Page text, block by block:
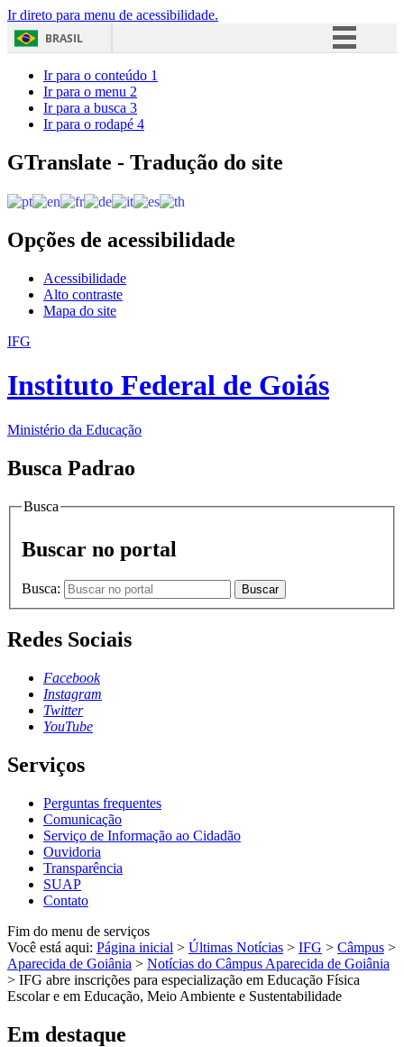
Ir direto para menu de acessibilidade.
BRASIL
Acesso à informação
Ir para o conteúdo 1
Ir para o menu 2
Ir para a busca 3
Ir para o rodapé 4
GTranslate - Tradução do site
Opções de acessibilidade
Acessibilidade
Alto contraste
Mapa do site
IFG
Instituto Federal de Goiás
Ministério da Educação
Busca Padrao
Busca
Buscar no portal
Busca: Buscar
Redes Sociais
Facebook
Instagram
Twitter
YouTube
Serviços
Perguntas frequentes
Comunicação
Serviço de Informação ao Cidadão
Ouvidoria
Transparência
SUAP
Contato
Fim do menu de serviços
Você está aqui: Página inicial > Últimas Notícias > IFG > Câmpus >
Aparecida de Goiânia > Notícias do Câmpus Aparecida de Goiânia
> IFG abre inscrições para especialização em Educação Física
Escolar e em Educação, Meio Ambiente e Sustentabilidade
Em destaque